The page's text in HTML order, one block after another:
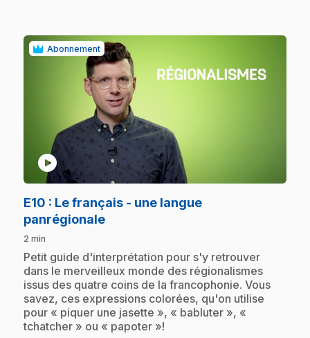
Abonnement
play_circle
E10 : Le français - une langue
panrégionale.
2 min
.Petit guide d'interprétation pour s'y retrouver
dans le merveilleux monde des régionalismes
issus des quatre coins de la francophonie. Vous
savez, ces expressions colorées, qu'on utilise
pour « piquer une jasette », « babluter », «
tchatcher » ou « papoter »!